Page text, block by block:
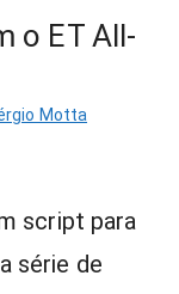
o ET All-
Motta
script para
série de